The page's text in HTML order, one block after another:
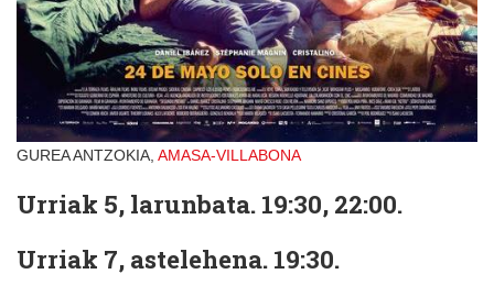
GUREA ANTZOKIA, AMASA-VILLABONA
Urriak 5, larunbata. 19:30, 22:00.
Urriak 7, astelehena. 19:30.